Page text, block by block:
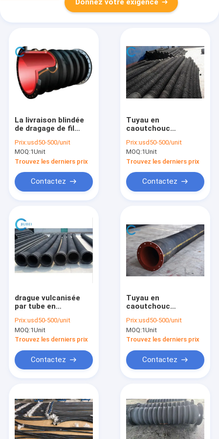
Produits
Vidéos
Donnez votre exigence
La livraison blindée
de dragage de fil
de boue en
caoutchouc noire de
sable 10 pouces
Prix:usd50-500/unit
MOQ:1Unit
Trouvez les derniers prix
Contactez
Tuyau en
caoutchouc
pour mètres flexibles
de décharge
hydraulique des
sapeurs-pompiers
les 12
Prix:usd50-500/unit
MOQ:1Unit
Trouvez les derniers prix
Contactez
drague vulcanisée
par tube en
de résistance
thermique de
conduite d'eau de
vidange de 100mm
Prix:usd50-500/unit
MOQ:1Unit
Trouvez les derniers prix
Contactez
Tuyau en
caoutchouc
résistante ondulée
pour la décharge
d'essence et d'huile
Prix:usd50-500/unit
MOQ:1Unit
Trouvez les derniers prix
Contactez